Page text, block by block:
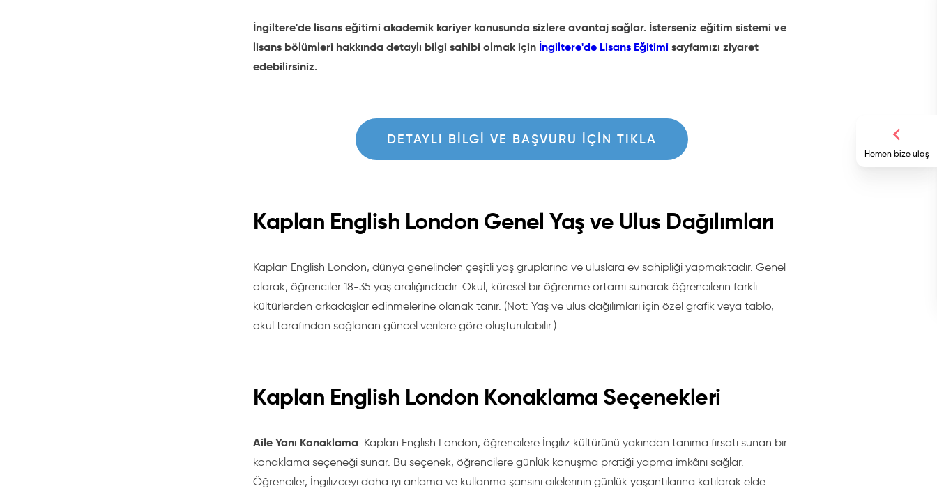
Hemen bize ulaş
İngiltere'de lisans eğitimi akademik kariyer konusunda sizlere avantaj sağlar. İsterseniz eğitim sistemi ve
lisans bölümleri hakkında detaylı bilgi sahibi olmak için İngiltere'de Lisans Eğitimi sayfamızı ziyaret
edebilirsiniz.
DETAYLI BILGI VE BAŞVURU IÇIN TIKLA
Kaplan English London Genel Yaş ve Ulus Dağılımları
Kaplan English London, dünya genelinden çeşitli yaş gruplarına ve uluslara ev sahipliği yapmaktadır. Genel
olarak, öğrenciler 18-35 yaş aralığındadır. Okul, küresel bir öğrenme ortamı sunarak öğrencilerin farklı
kültürlerden arkadaşlar edinmelerine olanak tanır. (Not: Yaş ve ulus dağılımları için özel grafik veya tablo,
okul tarafından sağlanan güncel verilere göre oluşturulabilir.)
Kaplan English London Konaklama Seçenekleri
Aile Yanı Konaklama: Kaplan English London, öğrencilere İngiliz kültürünü yakından tanıma fırsatı sunan bir
konaklama seçeneği sunar. Bu seçenek, öğrencilere günlük konuşma pratiği yapma imkânı sağlar.
Öğrenciler, İngilizceyi daha iyi anlama ve kullanma şansını ailelerinin günlük yaşantılarına katılarak elde